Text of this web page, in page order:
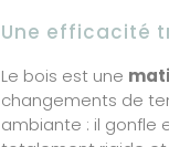
Une efficacité
Le bois est une
changements de
ambiante : il gonfle